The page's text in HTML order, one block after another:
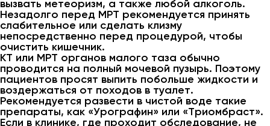
вызвать метеоризм, а также любой алкоголь.
Незадолго перед МРТ рекомендуется принять
слабительное или сделать клизму
непосредственно перед процедурой, чтобы
очистить кишечник.
КТ или МРТ органов малого таза обычно
проводится на полный мочевой пузырь. Поэтому
пациентов просят выпить побольше жидкости и
воздержаться от походов в туалет.
Рекомендуется развести в чистой воде такие
препараты, как «Урографин» или «Триомбраст».
Если в клинике, где проходит обследование, не